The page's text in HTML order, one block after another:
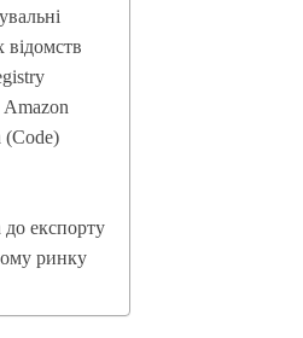
відомств
(Code)
експорту
ринку